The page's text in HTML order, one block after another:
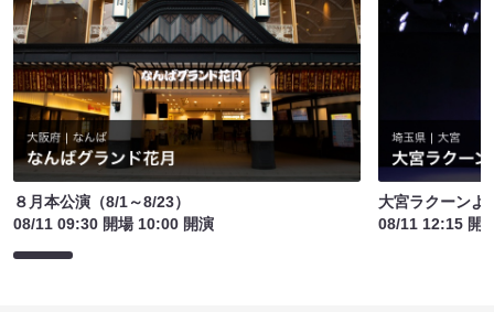
８月本公演（8/1～8/23）
08/11 09:30 開場 10:00 開演
大宮ラクーンよ
08/11 12:15 開